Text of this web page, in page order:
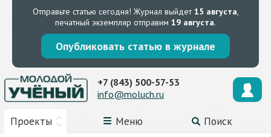
Отправьте статью сегодня! Журнал выйдет15 августа,
печатный экземпляр отправим 19 августа.
Опубликовать статью в журнале
Проекты Меню Поиск
+7 (843) 500-57-53
info@moluch.ru